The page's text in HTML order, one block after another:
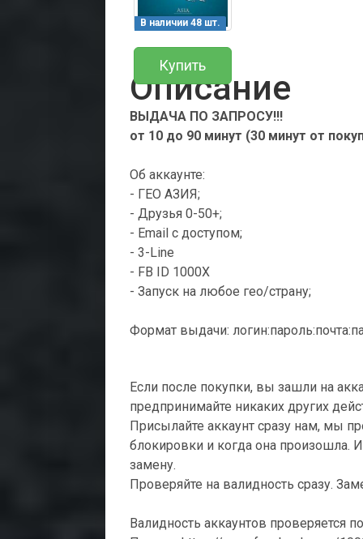
В наличии 48 шт.
Купить
Описание
ВЫДАЧА ПО ЗАПРОСУ!!!
от 10 до 90 минут (30 минут от
Об аккаунте:
- ГЕО АЗИЯ;
- Друзья 0-50+;
- Email с доступом;
- 3-Line
- FB ID 1000X
- Запуск на любое гео/страну;
Формат выдачи:
Если после покупки, вы зашли на
предпринимайте никаких других
Присылайте аккаунт сразу нам, мы
блокировки и когда она произошла.
замену.
Проверяйте на валидность сразу.
Валидность аккаунтов проверяется